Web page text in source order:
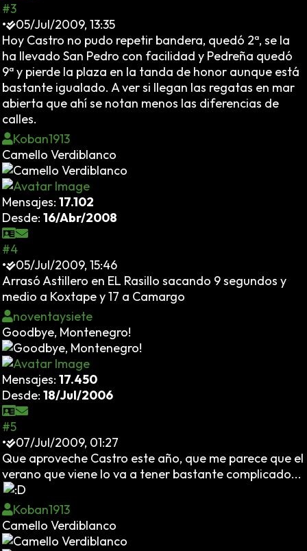
#3
•
05/Jul/2009, 13:35
Hoy Castro no pudo repetir bandera, quedó 2ª, se la
ha llevado San Pedro con facilidad y Pedreña quedó
9ª y pierde la plaza en la tanda de honor aunque está
bastante igualado. A ver si llegan las regatas en mar
abierta que ahí se notan menos las diferencias de
calles.
Koban1913
Camello Verdiblanco
Mensajes: 17.102
Desde: 16/Abr/2008
#4
•
05/Jul/2009, 15:46
Arrasó Astillero en EL Rasillo sacando 9 segundos y
medio a Koxtape y 17 a Camargo
noventaysiete
Goodbye, Montenegro!
Mensajes: 17.450
Desde: 18/Jul/2006
#5
•
07/Jul/2009, 01:27
Que aproveche Castro este año, que me parece que el
verano que viene lo va a tener bastante complicado...
Koban1913
Camello Verdiblanco